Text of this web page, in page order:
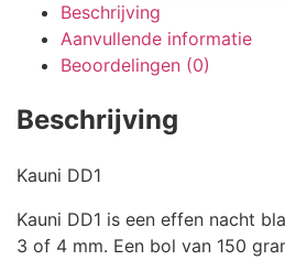
Beschrijving
Aanvullende informatie
Beoordelingen (0)
Beschrijving
Kauni DD1
Kauni DD1 is een effen nacht
3 of 4 mm. Een bol van 150